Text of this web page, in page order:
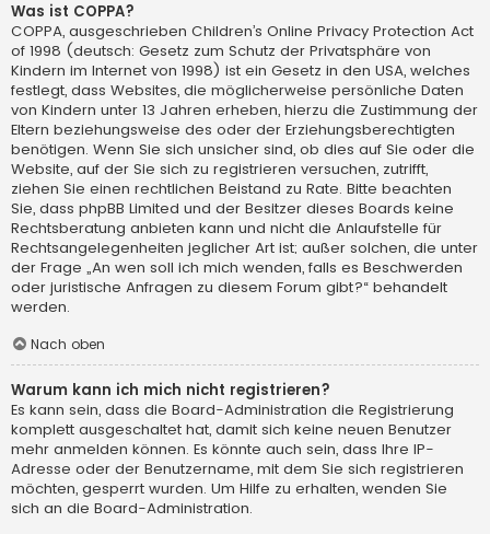
Was ist COPPA?
COPPA, ausgeschrieben Children’s Online Privacy Protection Act
of 1998 (deutsch: Gesetz zum Schutz der Privatsphäre von
Kindern im Internet von 1998) ist ein Gesetz in den USA, welches
festlegt, dass Websites, die möglicherweise persönliche Daten
von Kindern unter 13 Jahren erheben, hierzu die Zustimmung der
Eltern beziehungsweise des oder der Erziehungsberechtigten
benötigen. Wenn Sie sich unsicher sind, ob dies auf Sie oder die
Website, auf der Sie sich zu registrieren versuchen, zutrifft,
ziehen Sie einen rechtlichen Beistand zu Rate. Bitte beachten
Sie, dass phpBB Limited und der Besitzer dieses Boards keine
Rechtsberatung anbieten kann und nicht die Anlaufstelle für
Rechtsangelegenheiten jeglicher Art ist; außer solchen, die unter
der Frage „An wen soll ich mich wenden, falls es Beschwerden
oder juristische Anfragen zu diesem Forum gibt?“ behandelt
werden.
Nach oben
Warum kann ich mich nicht registrieren?
Es kann sein, dass die Board-Administration die Registrierung
komplett ausgeschaltet hat, damit sich keine neuen Benutzer
mehr anmelden können. Es könnte auch sein, dass Ihre IP-
Adresse oder der Benutzername, mit dem Sie sich registrieren
möchten, gesperrt wurden. Um Hilfe zu erhalten, wenden Sie
sich an die Board-Administration.